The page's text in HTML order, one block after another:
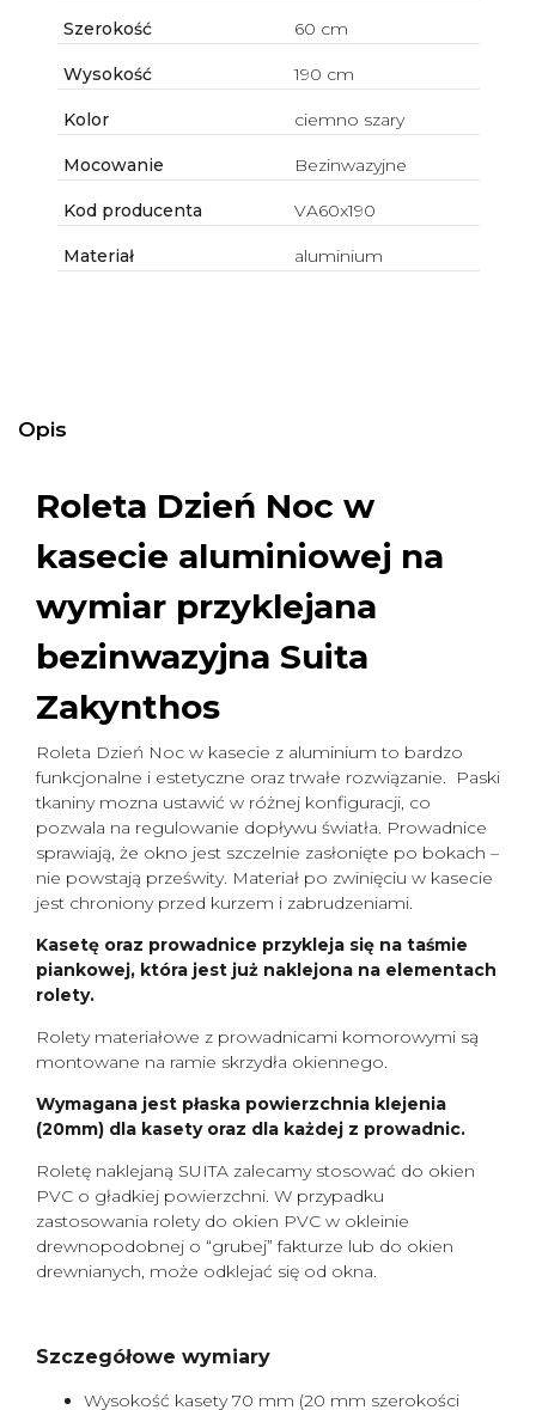
Szerokość 60 cm
Wysokość 190 cm
Kolor ciemno szary
Mocowanie Bezinwazyjne
Kod producenta VA60x190
Materiał aluminium
Opis
Roleta Dzień Noc w
kasecie aluminiowej na
wymiar przyklejana
bezinwazyjna Suita
Zakynthos
Roleta Dzień Noc w kasecie z aluminium to bardzo
funkcjonalne i estetyczne oraz trwałe rozwiązanie. Paski
tkaniny mozna ustawić w różnej konfiguracji, co
pozwala na regulowanie dopływu światła. Prowadnice
sprawiają, że okno jest szczelnie zasłonięte po bokach –
nie powstają prześwity. Materiał po zwinięciu w kasecie
jest chroniony przed kurzem i zabrudzeniami.
Kasetę oraz prowadnice przykleja się na taśmie
piankowej, która jest już naklejona na elementach
rolety.
Rolety materiałowe z prowadnicami komorowymi są
montowane na ramie skrzydła okiennego.
Wymagana jest płaska powierzchnia klejenia
(20mm) dla kasety oraz dla każdej z prowadnic.
Roletę naklejaną SUITA zalecamy stosować do okien
PVC o gładkiej powierzchni. W przypadku
zastosowania rolety do okien PVC w okleinie
drewnopodobnej o “grubej” fakturze lub do okien
drewnianych, może odklejać się od okna.
Szczegółowe wymiary
Wysokość kasety 70 mm (20 mm szerokości